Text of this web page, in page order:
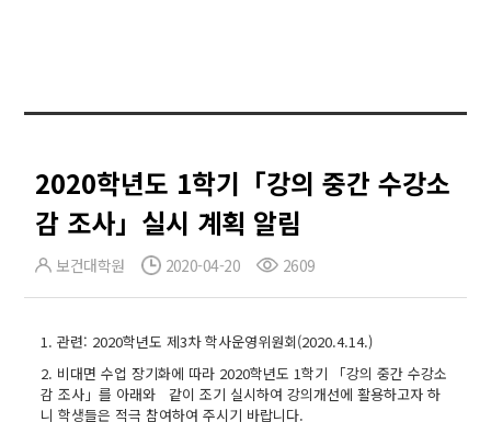
2020학년도 1학기「강의 중간 수강소
감 조사」실시 계획 알림
보건대학원 2020-04-20 2609
1. 관련: 2020학년도 제3차 학사운영위원회(2020.4.14.)
2. 비대면 수업 장기화에 따라 2020학년도 1학기 「강의 중간 수강소
감 조사」를 아래와 같이 조기 실시하여 강의개선에 활용하고자 하
니 학생들은 적극 참여하여 주시기 바랍니다.